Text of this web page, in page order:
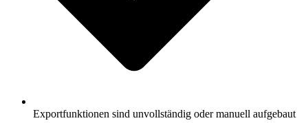
Exportfunktionen sind unvollständig oder manuell aufgebaut